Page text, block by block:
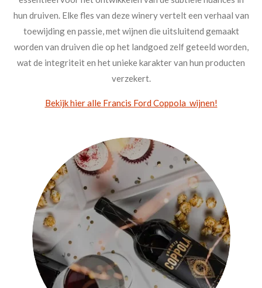
hun druiven. Elke fles van deze winery vertelt een verhaal van
toewijding en passie, met wijnen die uitsluitend gemaakt
worden van druiven die op het landgoed zelf geteeld worden,
wat de integriteit en het unieke karakter van hun producten
verzekert.
Bekijk hier alle Francis Ford Coppola wijnen!